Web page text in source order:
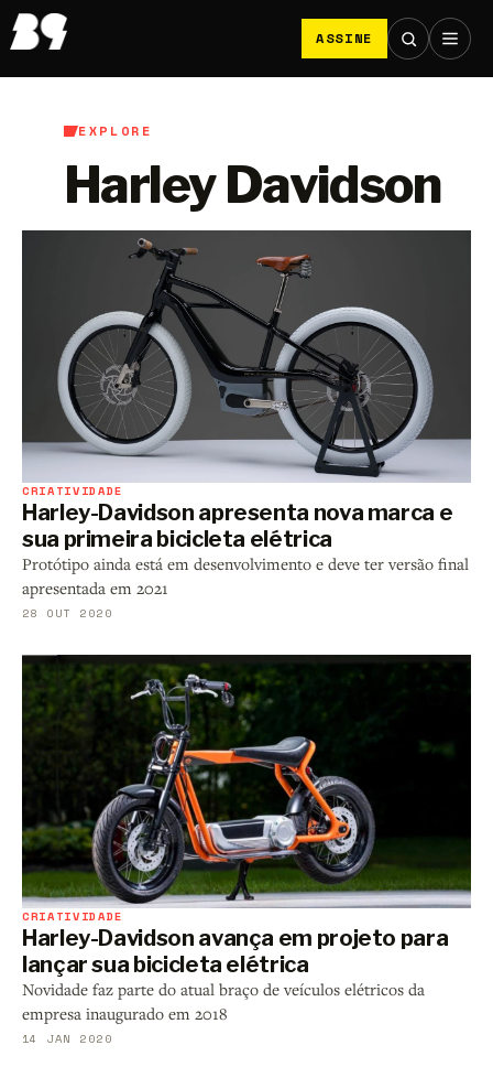
ASSINE
EXPLORE
Harley Davidson
CRIATIVIDADE
Harley-Davidson apresenta nova marca e
sua primeira bicicleta elétrica
Protótipo ainda está em desenvolvimento e deve ter versão final
apresentada em 2021
28 OUT 2020
CRIATIVIDADE
Harley-Davidson avança em projeto para
lançar sua bicicleta elétrica
Novidade faz parte do atual braço de veículos elétricos da
empresa inaugurado em 2018
14 JAN 2020